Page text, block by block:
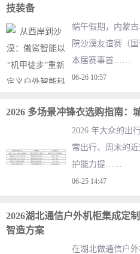
技装备
端午假期，内蒙
院沙漠友谊赛（
本届赛事首……
06-26 10:57
2026 多场景冲锋衣选购指南：
2026 年大众的出
常出行、周末的
护能力提……
06-25 14:47
2026湖北通信户外机柜集成定
智造方案
在湖北做通信户